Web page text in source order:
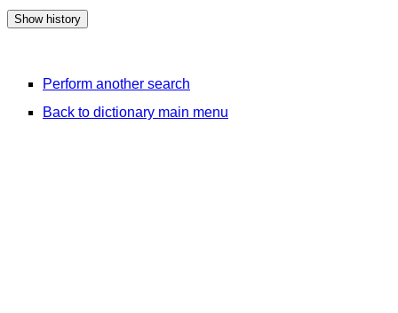
Perform another search
Back to dictionary main menu